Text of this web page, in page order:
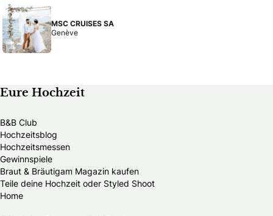
MSC CRUISES SA
Genève
Eure Hochzeit
B&B Club
Hochzeitsblog
Hochzeitsmessen
Gewinnspiele
Braut & Bräutigam Magazin kaufen
Teile deine Hochzeit oder Styled Shoot
Home